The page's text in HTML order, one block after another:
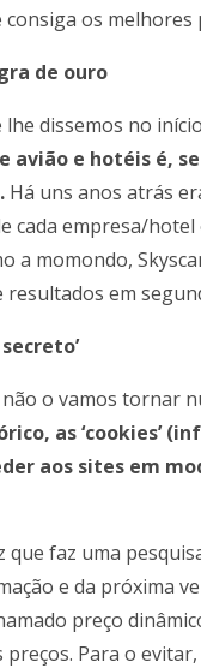
os melhores
de ouro
lhe dissemos no
avião e hotéis é,
Há uns anos atrás
cada empresa/
a momondo,
resultados em
o vamos tornar
as ‘cookies’
aos sites em
que faz uma
e da próxima
preço
Para o evitar,